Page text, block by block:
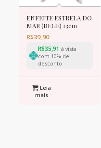
ENFEITE ESTRELA DO
MAR (BEGE) 13cm
R$39,90
R$35,91 à vista
com 10% de
desconto
Leia
mais